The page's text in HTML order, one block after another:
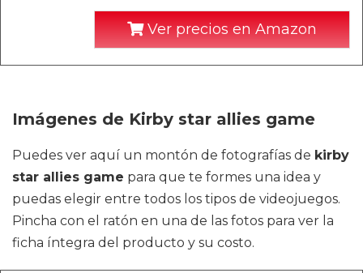
Ver precios en Amazon
Imágenes de Kirby star allies game
Puedes ver aquí un montón de fotografías de kirby
star allies game para que te formes una idea y
puedas elegir entre todos los tipos de videojuegos.
Pincha con el ratón en una de las fotos para ver la
ficha íntegra del producto y su costo.